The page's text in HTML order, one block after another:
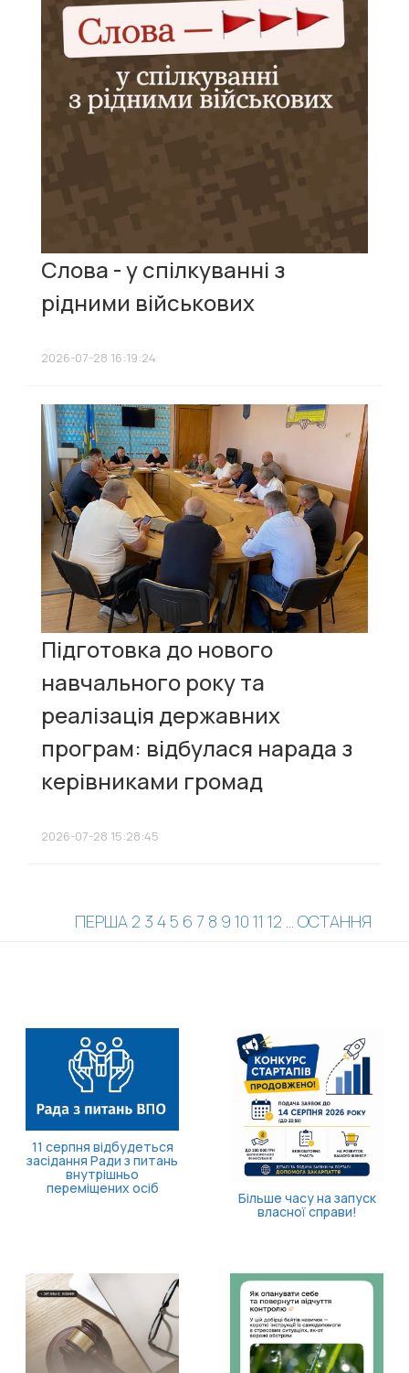
Слова - у спілкуванні з
рідними військових
2026-07-28 16:19:24
Підготовка до нового
навчального року та
реалізація державних
програм: відбулася нарада з
керівниками громад
2026-07-28 15:28:45
ПЕРША 2 3 45 6 7 8 9 10 11 12 ОСТАННЯ
11 серпня відбудеться
засідання Ради з питань
внутрішньо
переміщених осіб
Більше часу на запуск
власної справи!